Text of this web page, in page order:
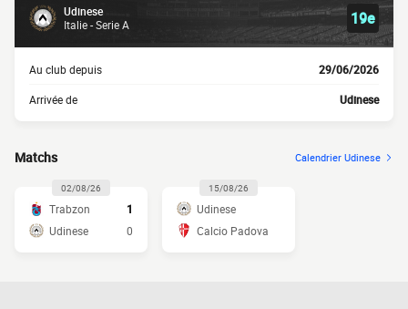
Udinese
Italie - Serie A
19e
Au club depuis 29/06/2026
Arrivée de Udinese
Matchs Calendrier Udinese
02/08/26
Trabzon
1
Udinese
0
15/08/26
Udinese
Calcio Padova